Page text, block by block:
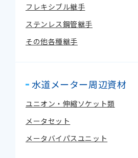
フレキシブル継手
ステンレス鋼管継手
その他各種継手
水道メーター周辺資材
ユニオン・伸縮ソケット類
メータセット
メータバイパスユニット